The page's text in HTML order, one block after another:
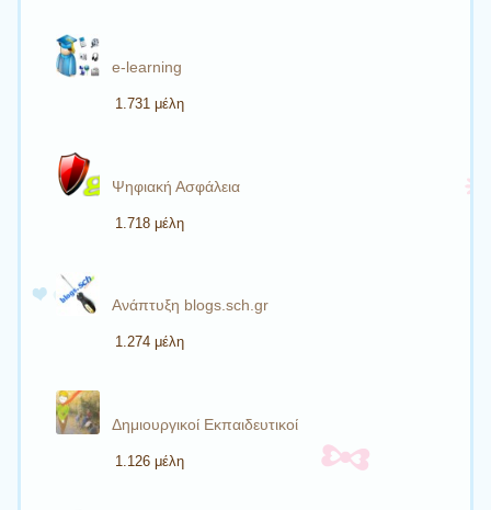
e-learning
1.731 μέλη
Ψηφιακή Ασφάλεια
1.718 μέλη
Ανάπτυξη blogs.sch.gr
1.274 μέλη
Δημιουργικοί Εκπαιδευτικοί
1.126 μέλη